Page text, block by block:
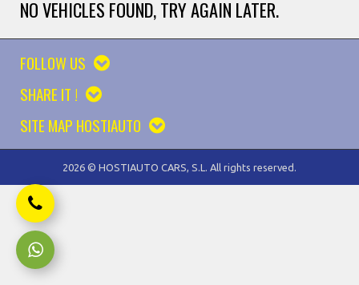
NO VEHICLES FOUND, TRY AGAIN LATER.
FOLLOW US
SHARE IT !
SITE MAP HOSTIAUTO
2026 © HOSTIAUTO CARS, S.L. All rights reserved.